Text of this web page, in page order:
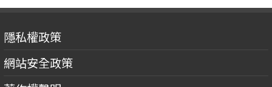
隱私權政策
網站安全政策